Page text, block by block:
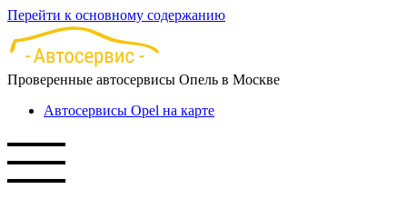
Перейти к основному содержанию
Проверенные автосервисы Опель в Москве
Автосервисы Opel на карте